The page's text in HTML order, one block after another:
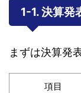
1-1. 決算発
まずは決算発
項目